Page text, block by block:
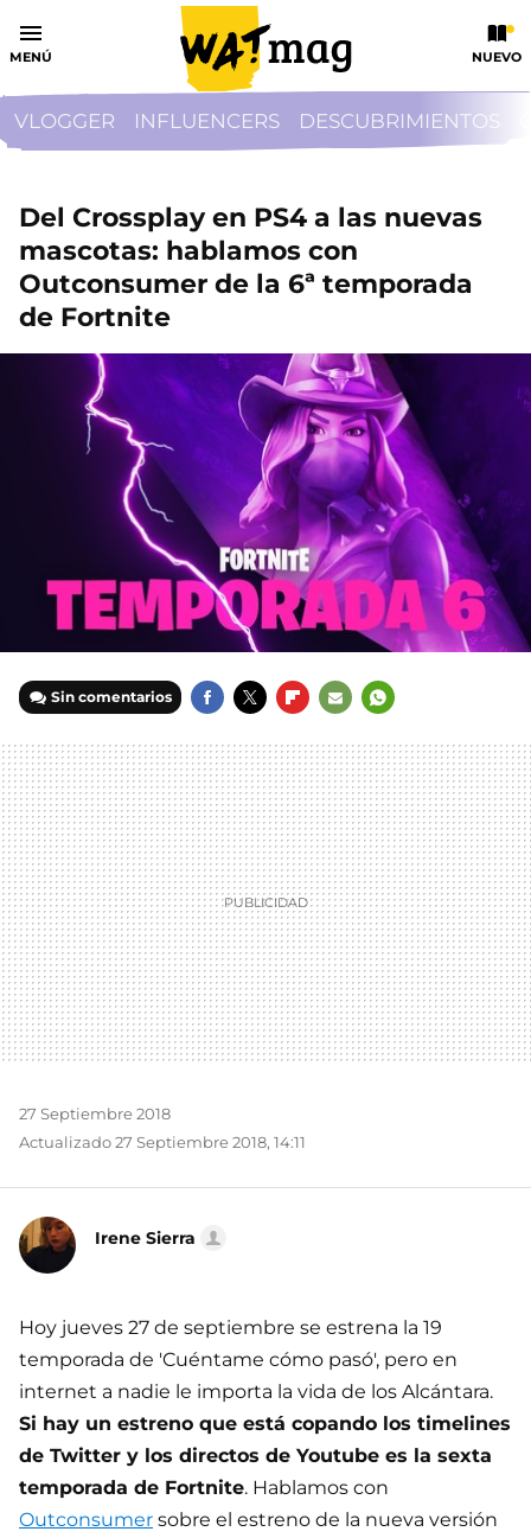
MENÚ NUEVO
VLOGGER INFLUENCERS DESCUBRIMIENTOS
Del Crossplay en PS4 a las nuevas
mascotas: hablamos con
Outconsumer de la 6ª temporada
de Fortnite
Sin comentarios
MAIL
27 Septiembre 2018
Actualizado 27 Septiembre 2018, 14:11
Irene Sierra
Hoy jueves 27 de septiembre se estrena la 19
temporada de 'Cuéntame cómo pasó', pero en
internet a nadie le importa la vida de los Alcántara.
Si hay un estreno que está copando los timelines
de Twitter y los directos de Youtube es la sexta
temporada de Fortnite. Hablamos con
Outconsumer sobre el estreno de la nueva versión